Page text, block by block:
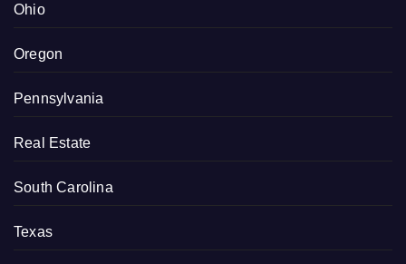
Ohio
Oregon
Pennsylvania
Real Estate
South Carolina
Texas